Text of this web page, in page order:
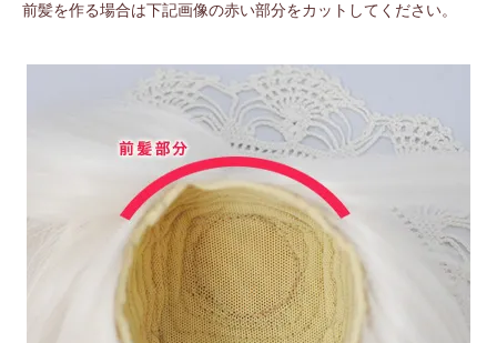
前髪を作る場合は下記画像の赤い部分をカットしてください。